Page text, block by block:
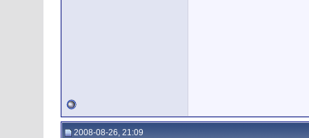
2008-08-26, 21:09